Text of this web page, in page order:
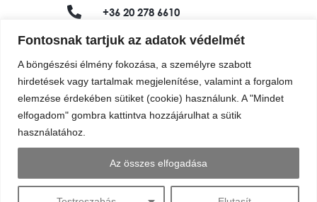
Fontosnak tartjuk az adatok védelmét
A böngészési élmény fokozása, a személyre szabott
hirdetések vagy tartalmak megjelenítése, valamint a forgalom
elemzése érdekében sütiket (cookie) használunk. A "Mindet
elfogadom" gombra kattintva hozzájárulhat a sütik
használatához.
Az összes elfogadása
+36 20 278 6610
shop@vadviragalapitvany.hu